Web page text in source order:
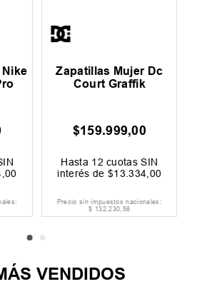
,00
Zapatillas Mujer Dc
Court Graffik
$159.999,00
Hasta 12 cuotas SIN
interés de $13.334,00
Precio sin impuestos nacionales:
$ 132.230,58
VENDIDOS